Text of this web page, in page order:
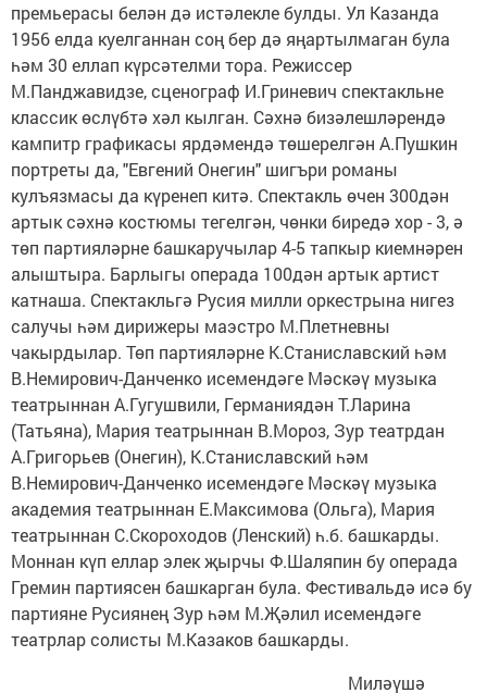
премьерасы белән дә истәлекле булды. Ул Казанда
1956 елда куелганнан соң бер дә яңартылмаган була
һәм 30 еллап күрсәтелми тора. Режиссер
М.Панджавидзе, сценограф И.Гриневич спектакльне
классик өслүбтә хәл кылган. Сәхнә бизәлешләрендә
кампитр графикасы ярдәмендә төшерелгән А.Пушкин
портреты да, "Евгений Онегин" шигъри романы
кулъязмасы да күренеп китә. Спектакль өчен 300дән
артык сәхнә костюмы тегелгән, чөнки биредә хор - 3, ә
төп партияләрне башкаручылар 4-5 тапкыр киемнәрен
алыштыра. Барлыгы операда 100дән артык артист
катнаша. Спектакльгә Русия милли оркестрына нигез
салучы һәм дирижеры маэстро М.Плетневны
чакырдылар. Төп партияләрне К.Станиславский һәм
В.Немирович-Данченко исемендәге Мәскәү музыка
театрыннан А.Гугушвили, Германиядән Т.Ларина
(Татьяна), Мария театрыннан В.Мороз, Зур театрдан
А.Григорьев (Онегин), К.Станиславский һәм
В.Немирович-Данченко исемендәге Мәскәү музыка
академия театрыннан Е.Максимова (Ольга), Мария
театрыннан С.Скороходов (Ленский) һ.б. башкарды.
Моннан күп еллар элек җырчы Ф.Шаляпин бу операда
Гремин партиясен башкарган була. Фестивальдә исә бу
партияне Русиянең Зур һәм М.Җәлил исемендәге
театрлар солисты М.Казаков башкарды.
Миләүшә